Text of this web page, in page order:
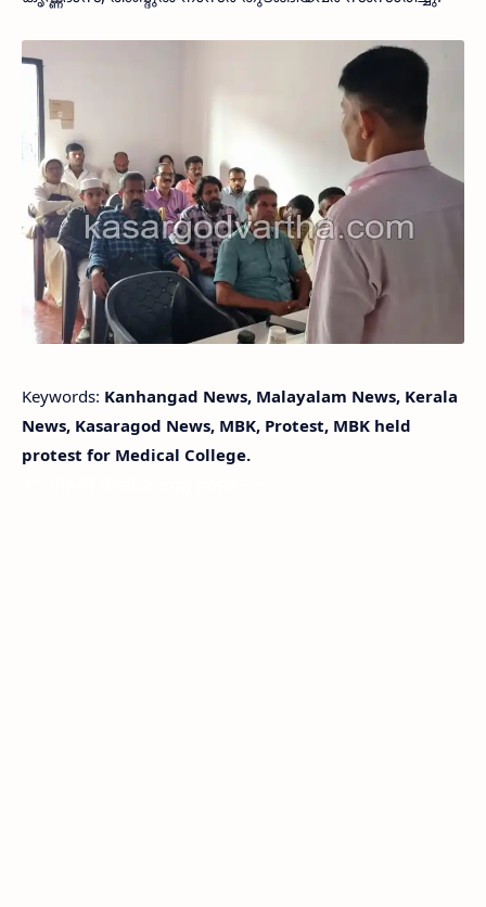
Keywords: Kanhangad News, Malayalam News, Kerala
News, Kasaragod News, MBK, Protest, MBK held
protest for Medical College.